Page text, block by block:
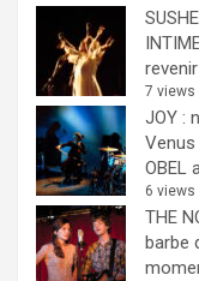
7 views
JOY :
Venus
OBEL
6 views
THE
barbe